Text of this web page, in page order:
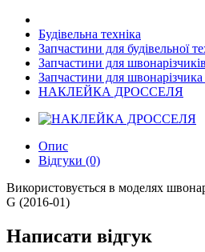
Будівельна техніка
Запчастини для будівельної
Запчастини для
Запчастини для
НАКЛЕЙКА ДРОССЕЛЯ
Опис
Відгуки (0)
Використовується в моделях
G (2016-01)
Написати відгук